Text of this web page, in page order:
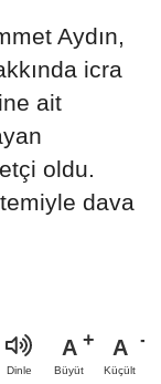
Aydın,
icra
ait
oldu.
dava
Dinle
A
Büyüt
A
Küçült